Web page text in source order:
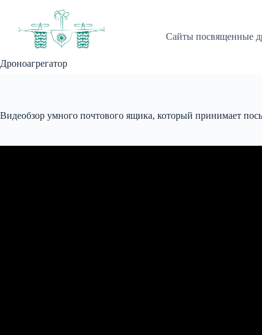
Дроноагрегатор
Сайты посвященные
Видеобзор умного почтового ящика, который принимает